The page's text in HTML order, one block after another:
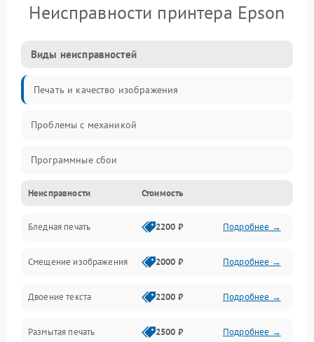
Неисправности принтера Epson
Виды неисправностей
Печать и качество изображения
Проблемы с механикой
Программные сбои
Программные ошибки
Картриджи и расходники
Механика и узлы
Подключение и интерфейсы
Панель управления и индикация
Неисправности Стоимость
Бледная печать 2200 ₽ Подробнее →
Смещение изображения 2000 ₽ Подробнее →
Двоение текста 2200 ₽ Подробнее →
Размытая печать 2500 ₽ Подробнее →